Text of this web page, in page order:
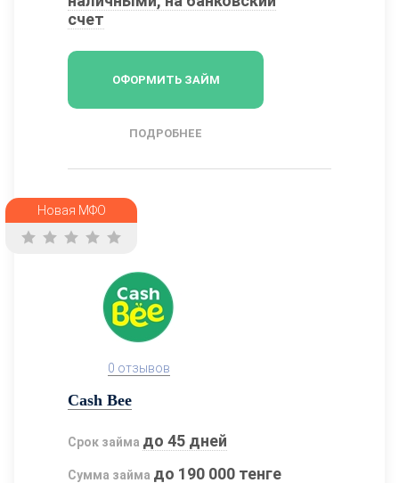
счет
ОФОРМИТЬ ЗАЙМ
ПОДРОБНЕЕ
Новая МФО
0 отзывов
Cash Bee
Срок займа до 45 дней
Сумма займа до 190 000 тенге